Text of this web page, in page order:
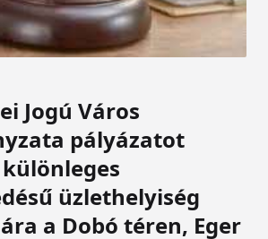
Jogú Város
pályázatot
üzlethelyiség
a Dobó téren, Eger